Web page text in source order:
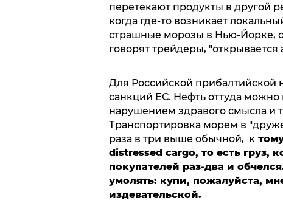
перетекают продукты в другой
когда где-то возникает
страшные морозы в Нью-Йорке,
говорят трейдеры, "открывается
Для Российской прибалтийской
санкций ЕС. Нефть оттуда можно
нарушением здравого смысла и
Транспортировка морем в
раза в три выше обычной, к
distressed cargo, то есть груз,
покупателей раз-два и
умолять: купи, пожалуйста,
издевательской.